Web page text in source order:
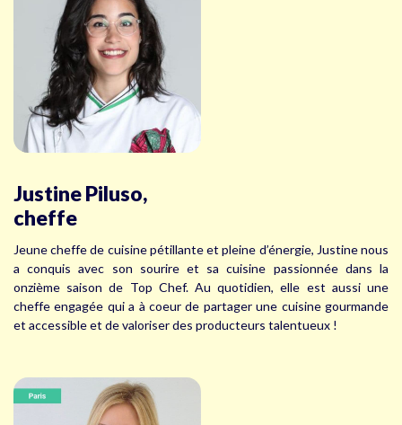
Justine Piluso,
cheffe
Jeune cheffe de cuisine pétillante et pleine d’énergie, Justine nous
a conquis avec son sourire et sa cuisine passionnée dans la
onzième saison de Top Chef. Au quotidien, elle est aussi une
cheffe engagée qui a à coeur de partager une cuisine gourmande
et accessible et de valoriser des producteurs talentueux !